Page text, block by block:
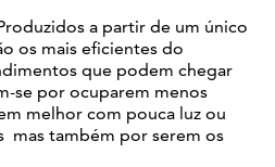
a partir de um único
os mais eficientes do
que podem chegar
se por ocuparem menos
melhor com pouca luz ou
mas também por serem os